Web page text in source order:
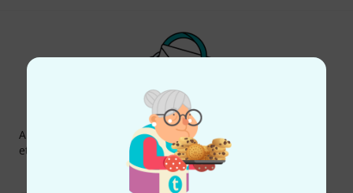
Thomann Newsletter
Abonniere den Thomann Newsletter und gewinne mit
etwas Glück einen von
50 Gutscheinenüber jeweils
Inspirierende Beiträge
Deals